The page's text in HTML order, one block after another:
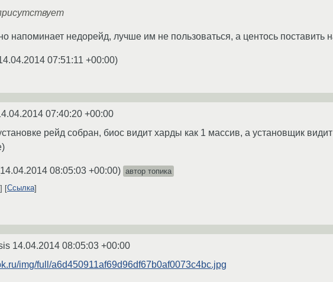
напоминает недорейд, лучше им не пользоваться, а центось поставить
07:51:11 +00:00)
07:40:20 +00:00
рейд собран, биос видит харды как 1 массив, а установщик
14.04.2014 08:05:03 +00:00) автор топика
Ссылка
14.04.2014 08:05:03 +00:00
img/full/a6d450911af69d96df67b0af0073c4bc.jpg